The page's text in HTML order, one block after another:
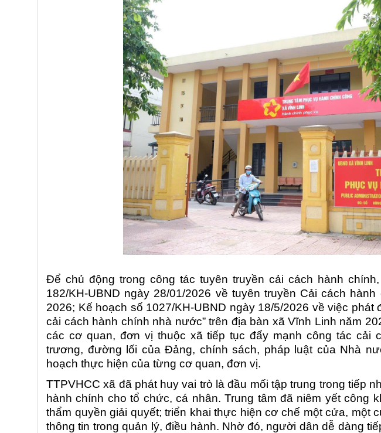
Để chủ động trong công tác tuyên truyền cải cách hành
182/KH-UBND ngày 28/01/2026 về tuyên truyền Cải cách
2026; Kế hoạch số 1027/KH-UBND ngày 18/5/2026 về việc
cải cách hành chính nhà nước” trên địa bàn xã Vĩnh Linh năm
các cơ quan, đơn vị thuộc xã tiếp tục đẩy mạnh công tác cải
trương, đường lối của Đảng, chính sách, pháp luật của Nhà
hoạch thực hiện của từng cơ quan, đơn vị.
TTPVHCC xã đã phát huy vai trò là đầu mối tập trung trong tiếp
hành chính cho tổ chức, cá nhân. Trung tâm đã niêm yết công
thẩm quyền giải quyết; triển khai thực hiện cơ chế một cửa, một
thông tin trong quản lý, điều hành. Nhờ đó, người dân dễ dàng